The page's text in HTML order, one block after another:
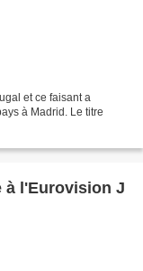
et ce faisant a
à Madrid. Le titre
à l'Eurovision J